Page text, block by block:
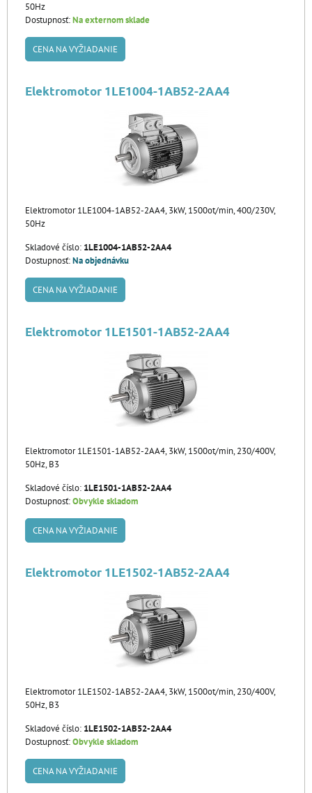
50Hz
Dostupnosť:Na externom sklade
CENA NA VYŽIADANIE
Elektromotor 1LE1004-1AB52-2AA4
Elektromotor 1LE1004-1AB52-2AA4, 3kW, 1500ot/min, 400/230V,
50Hz
Skladové číslo: 1LE1004-1AB52-2AA4
Dostupnosť:Na objednávku
CENA NA VYŽIADANIE
Elektromotor 1LE1501-1AB52-2AA4
Elektromotor 1LE1501-1AB52-2AA4, 3kW, 1500ot/min, 230/400V,
50Hz, B3
Skladové číslo: 1LE1501-1AB52-2AA4
Dostupnosť:Obvykle skladom
CENA NA VYŽIADANIE
Elektromotor 1LE1502-1AB52-2AA4
Elektromotor 1LE1502-1AB52-2AA4, 3kW, 1500ot/min, 230/400V,
50Hz, B3
Skladové číslo: 1LE1502-1AB52-2AA4
Dostupnosť:Obvykle skladom
CENA NA VYŽIADANIE